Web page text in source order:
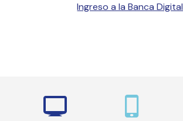
Ingreso a la Banca Digital